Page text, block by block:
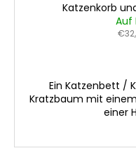
Katzenkorb
Auf
Ein Katzenbett /
Kratzbaum mit
einer